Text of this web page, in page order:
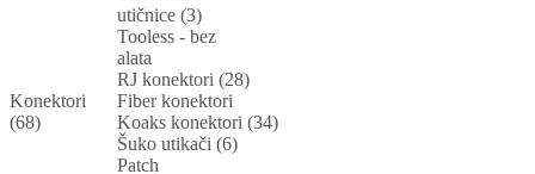
utičnice (3)
Tooless - bez
alata
Konektori
(68)
RJ konektori (28)
Fiber konektori
Koaks konektori (34)
Šuko utikači (6)
Patch